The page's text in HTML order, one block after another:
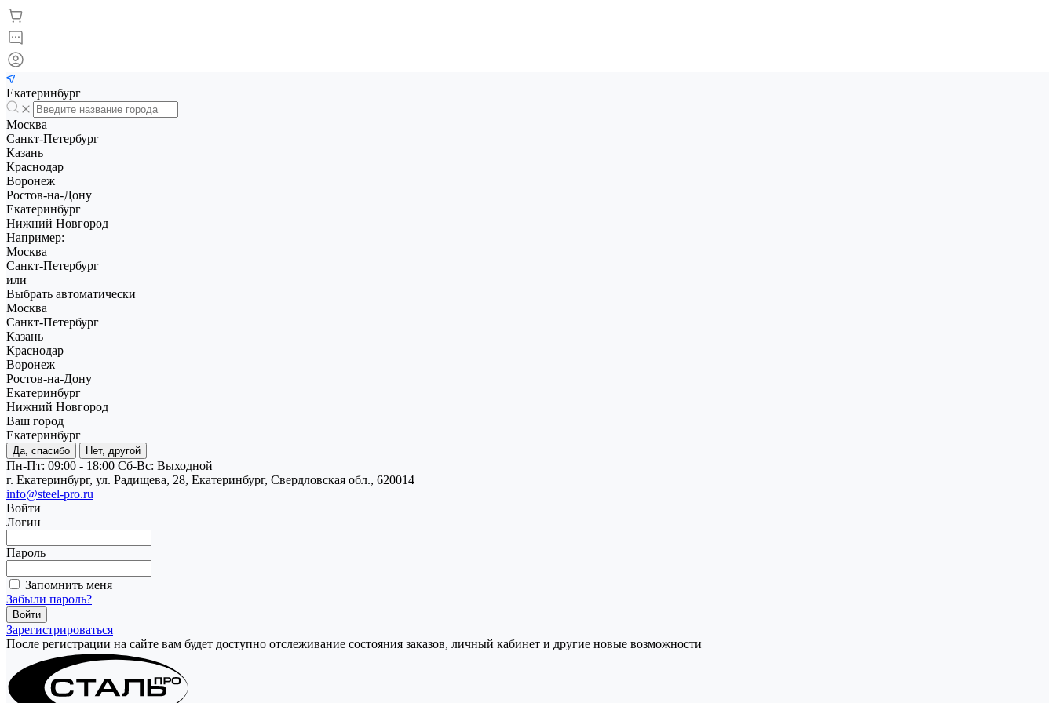
Екатеринбург
Москва
Санкт-Петербург
Казань
Краснодар
Воронеж
Ростов-на-Дону
Екатеринбург
Нижний Новгород
Например:
Москва
Санкт-Петербург
или
Выбрать автоматически
Москва
Санкт-Петербург
Казань
Краснодар
Воронеж
Ростов-на-Дону
Екатеринбург
Нижний Новгород
Ваш город
Екатеринбург
Да, спасибо Нет, другой
Пн-Пт: 09:00 - 18:00 Cб-Вс: Выходной
г. Екатеринбург, ул. Радищева, 28, Екатеринбург, Свердловская обл., 620014
info@steel-pro.ru
Войти
Логин
Пароль
Запомнить меня
Забыли пароль?
Зарегистрироваться
После регистрации на сайте вам будет доступно отслеживание состояния заказов, личный кабинет и другие новые возможности